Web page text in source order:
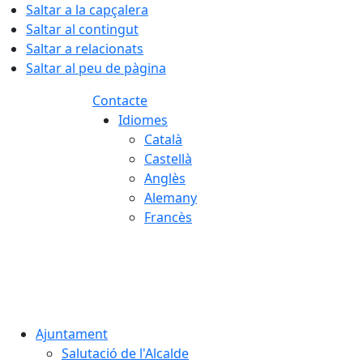
Saltar a la capçalera
Saltar al contingut
Saltar a relacionats
Saltar al peu de pàgina
Contacte
Idiomes
Català
Castellà
Anglès
Alemany
Francès
Ajuntament
Salutació de l'Alcalde